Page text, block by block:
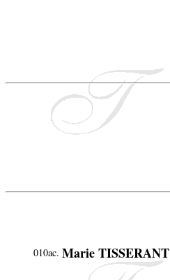
010ac. Marie TISSERANT